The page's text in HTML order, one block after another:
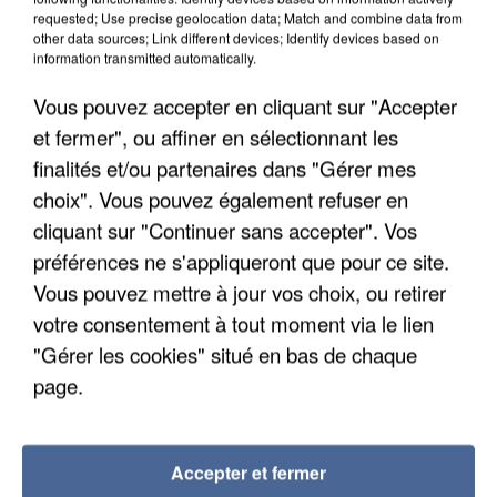
UNE TOURISTE DE L’OISE EMPORTÉE PAR UNE
COULÉE DE BOUE EN HAUTE-SAVOIE
requested; Use precise geolocation data; Match and combine data from
other data sources; Link different devices; Identify devices based on
information transmitted automatically.
Vous pouvez accepter en cliquant sur "Accepter
et fermer", ou affiner en sélectionnant les
finalités et/ou partenaires dans "Gérer mes
choix". Vous pouvez également refuser en
cliquant sur "Continuer sans accepter". Vos
préférences ne s'appliqueront que pour ce site.
Vous pouvez mettre à jour vos choix, ou retirer
votre consentement à tout moment via le lien
"Gérer les cookies" situé en bas de chaque
page.
Accepter et fermer